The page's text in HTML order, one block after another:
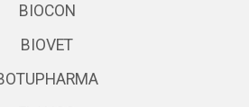
BIOCON
BIOVET